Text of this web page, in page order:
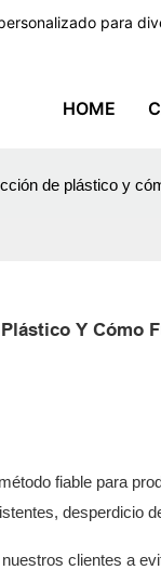
para
HOME
de plástico y
Y Cómo
fiable para
desperdicio
clientes a